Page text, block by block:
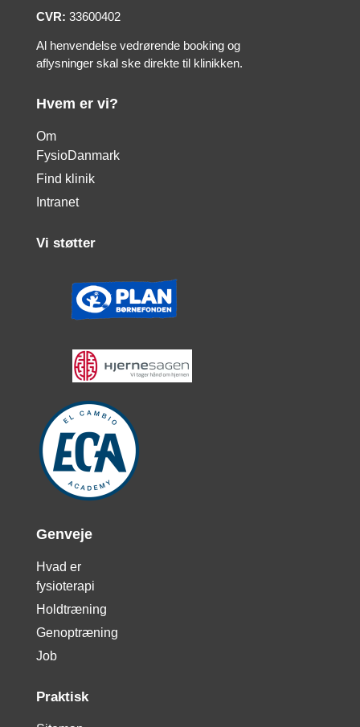
CVR: 33600402
Al henvendelse vedrørende booking og
aflysninger skal ske direkte til klinikken.
Hvem er vi?
Om
FysioDanmark
Find klinik
Intranet
Vi støtter
Genveje
Hvad er
fysioterapi
Holdtræning
Genoptræning
Job
Praktisk